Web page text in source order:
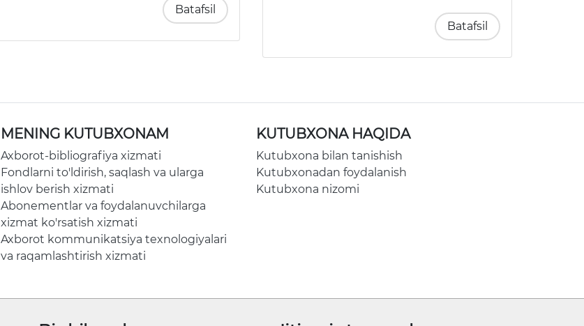
Batafsil
Batafsil
MENING KUTUBXONAM
Axborot-bibliografiya xizmati
Fondlarni to'ldirish, saqlash va ularga
ishlov berish xizmati
Abonementlar va foydalanuvchilarga
xizmat ko'rsatish xizmati
Axborot kommunikatsiya texnologiyalari
va raqamlashtirish xizmati
KUTUBXONA HAQIDA
Kutubxona bilan tanishish
Kutubxonadan foydalanish
Kutubxona nizomi